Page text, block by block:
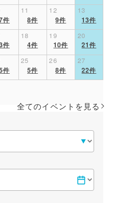
件
11
8件
12
9件
13
13件
件
18
4件
19
10件
20
21件
件
25
5件
26
8件
27
22件
全てのイベントを見る